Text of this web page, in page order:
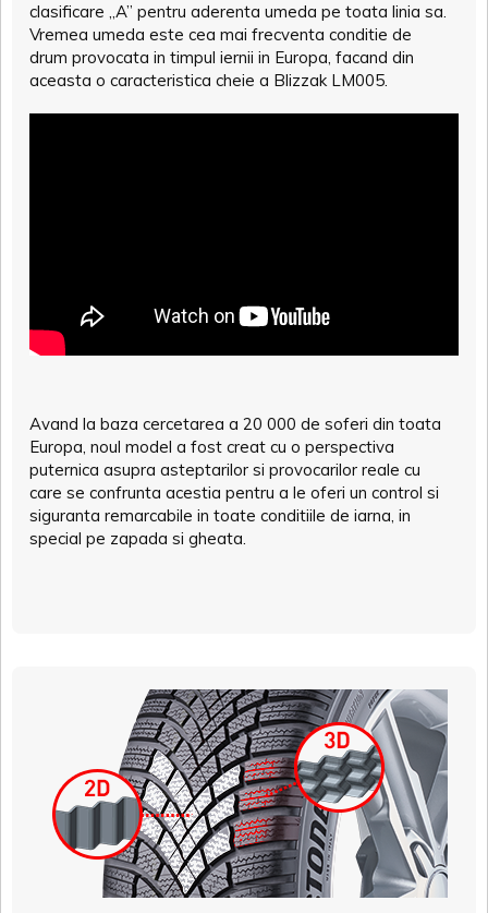
clasificare „A” pentru aderenta umeda pe toata linia sa.
Vremea umeda este cea mai frecventa conditie de
drum provocata in timpul iernii in Europa, facand din
aceasta o caracteristica cheie a Blizzak LM005.
Avand la baza cercetarea a 20 000 de soferi din toata
Europa, noul model a fost creat cu o perspectiva
puternica asupra asteptarilor si provocarilor reale cu
care se confrunta acestia pentru a le oferi un control si
siguranta remarcabile in toate conditiile de iarna, in
special pe zapada si gheata.